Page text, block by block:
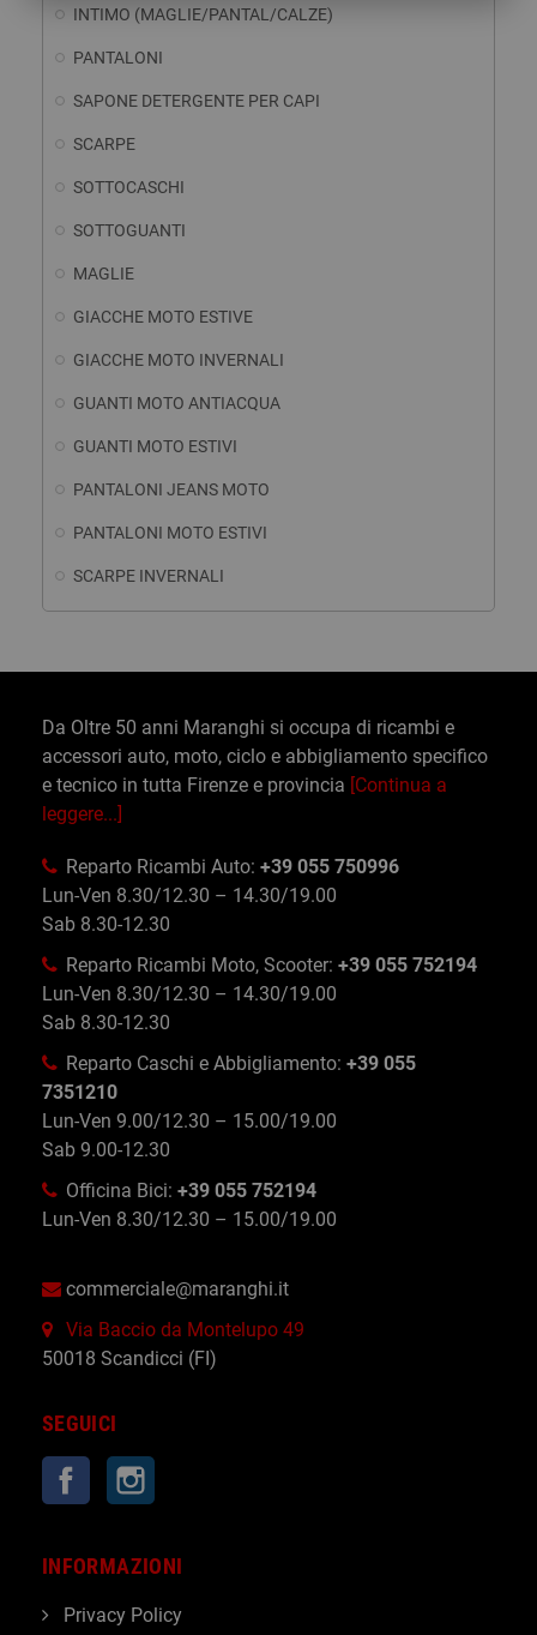
INTIMO (MAGLIE/PANTAL/CALZE)
PANTALONI
SAPONE DETERGENTE PER CAPI
SCARPE
SOTTOCASCHI
SOTTOGUANTI
MAGLIE
GIACCHE MOTO ESTIVE
GIACCHE MOTO INVERNALI
GUANTI MOTO ANTIACQUA
GUANTI MOTO ESTIVI
PANTALONI JEANS MOTO
PANTALONI MOTO ESTIVI
SCARPE INVERNALI
Da Oltre 50 anni Maranghi si occupa di ricambi e
accessori auto, moto, ciclo e abbigliamento specifico
e tecnico in tutta Firenze e provincia [Continua a
leggere...]
Reparto Ricambi Auto: +39 055 750996
Lun-Ven 8.30/12.30 – 14.30/19.00
Sab 8.30-12.30
Reparto Ricambi Moto, Scooter: +39 055 752194
Lun-Ven 8.30/12.30 – 14.30/19.00
Sab 8.30-12.30
Reparto Caschi e Abbigliamento: +39 055
7351210
Lun-Ven 9.00/12.30 – 15.00/19.00
Sab 9.00-12.30
Officina Bici: +39 055 752194
Lun-Ven 8.30/12.30 – 15.00/19.00
commerciale@maranghi.it
Via Baccio da Montelupo 49
50018 Scandicci (FI)
SEGUICI
Facebook
INFORMAZIONI
Privacy Policy